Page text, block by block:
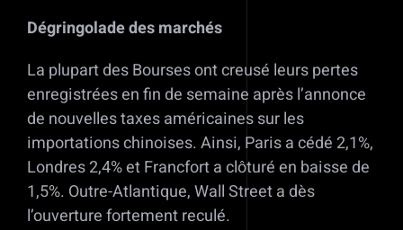
Dégringolade des marchés
La plupart des Bourses ont creusé leurs pertes
enregistrées en fin de semaine après l’annonce
de nouvelles taxes américaines sur les
importations chinoises. Ainsi, Paris a cédé 2,1%,
Londres 2,4% et Francfort a clôturé en baisse de
1,5%. Outre-Atlantique, Wall Street a dès
l’ouverture fortement reculé.